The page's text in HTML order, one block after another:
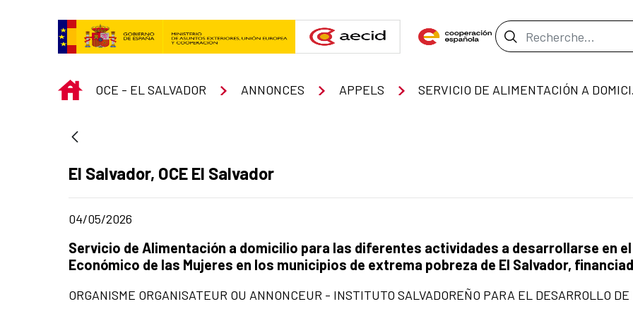
Barre de
INICIO
OCE - EL SALVADOR ANNONCES APPELS SERVICIO DE
Apartado del anuncio:
El Salvador, OCE El Salvador
Fecha de publicación de la noticia
04/05/2026
Título del anuncio:
Servicio de Alimentación a domicilio para las diferentes actividades a desarrollarse en
Económico de las Mujeres en los municipios de extrema pobreza de El Salvador,
ORGANISME ORGANISATEUR OU ANNONCEUR - INSTITUTO SALVADOREÑO PARA EL DESARROLLO